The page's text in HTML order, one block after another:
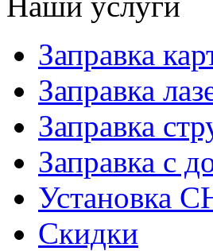
Заправка
Заправка
Заправка
Заправка с
Установка
Скидки